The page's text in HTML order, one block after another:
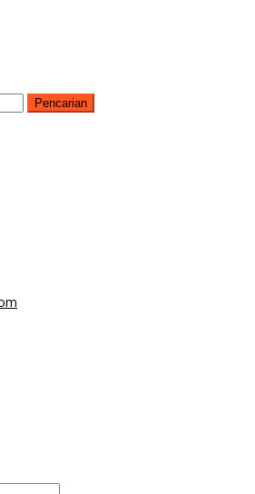
Pencarian